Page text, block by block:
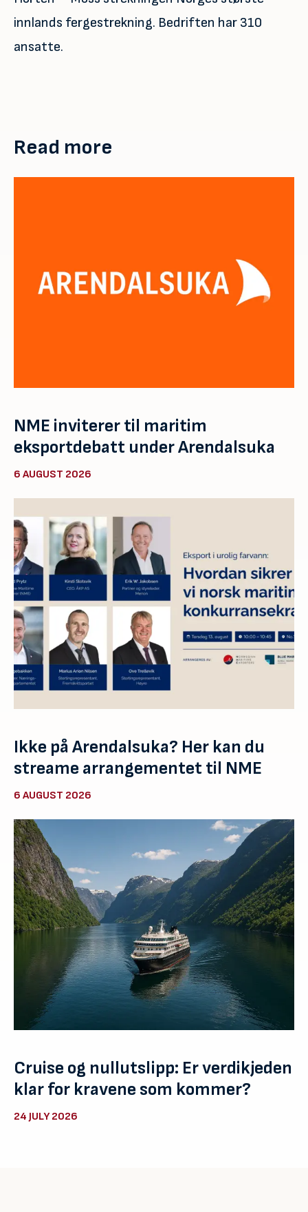
innlands fergestrekning. Bedriften har 310
ansatte.
Read more
NME inviterer til maritim
eksportdebatt under Arendalsuka
6 AUGUST 2026
Ikke på Arendalsuka? Her kan du
streame arrangementet til NME
6 AUGUST 2026
Cruise og nullutslipp: Er verdikjeden
klar for kravene som kommer?
24 JULY 2026